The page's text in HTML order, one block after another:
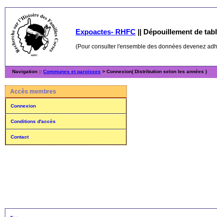
Expoactes- RHFC || Dépouillement de
(Pour consulter l'ensemble des données devenez
Navigation :: Communes et paroisses > Connexion( Distribution selon les années )
Accès membres
Connexion
Conditions d'accès
Contact